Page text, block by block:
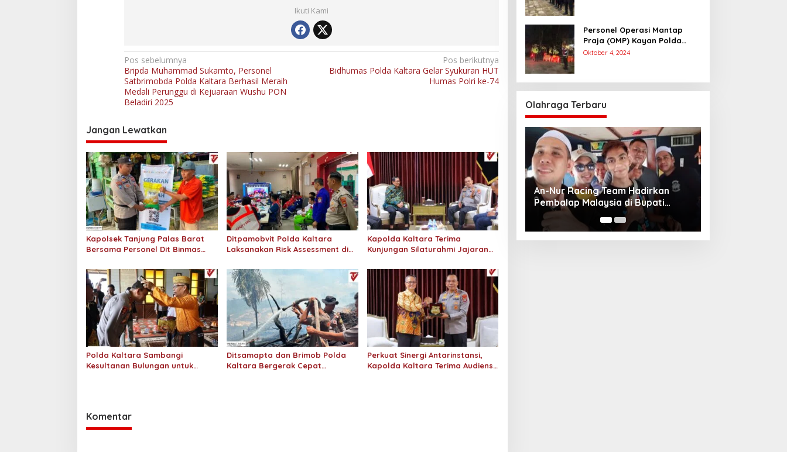
Ikuti Kami
N
a
v
g
a
s
i
p
o
s
Pos sebelumnya
Bripda Muhammad Sukamto, Personel
Satbrimobda Polda Kaltara Berhasil Meraih
Medali Perunggu di Kejuaraan Wushu PON
Beladiri 2025
Pos berikutnya
Bidhumas Polda Kaltara Gelar Syukuran HUT
Humas Polri ke-74
Jangan Lewatkan
Kapolsek Tanjung Palas Barat
Bersama Personel Dit Binmas
SPHP Kepada Masyarakat
Ditpamobvit Polda Kaltara
Laksanakan Risk Assessment di
Kapolda Kaltara Terima
Kunjungan Silaturahmi Jajaran
Polda Kaltara Sambangi
Kesultanan Bulungan untuk
Ditsamapta dan Brimob Polda
Kaltara Bergerak Cepat
Perkuat Sinergi Antarinstansi,
Kapolda Kaltara Terima Audiensi
Komentar
Suara Dalam Rangka Pilkada
2024
Personel Operasi Mantap
Praja (OMP) Kayan Polda
Kaltara Laksanakan Pam
Oktober 4, 2024
Olahraga Terbaru
An-Nur Racing Team Hadirkan
Pembalap Malaysia di Bupati
Nunukan Drag Race
Unggul Adu Pinalti, Gapindo FC
Menanti Penantang Selanjutnya di
Semifinal Bupati Cup 2024